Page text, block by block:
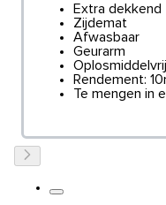
Extra dekkend
Zijdemat
Afwasbaar
Geurarm
Oplosmiddelvrij
Rendement:
Te mengen in